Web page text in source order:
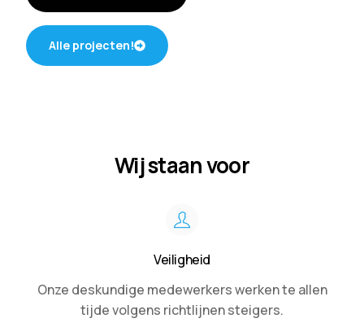
Alle projecten!
Wij staan voor
Veiligheid
Onze deskundige medewerkers werken te allen
tijde volgens richtlijnen steigers.